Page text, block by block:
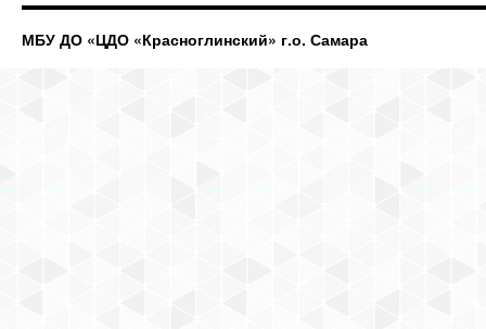
МБУ ДО «ЦДО «Красноглинский» г.о. Самара